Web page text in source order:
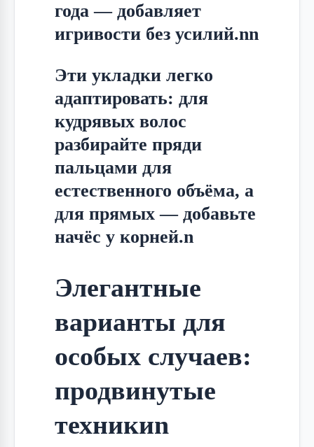
года — добавляет
игривости без усилий.nn
Эти укладки легко
адаптировать: для
кудрявых волос
разбирайте пряди
пальцами для
естественного объёма, а
для прямых — добавьте
начёс у корней.n
Элегантные
варианты для
особых случаев:
продвинутые
техникиn